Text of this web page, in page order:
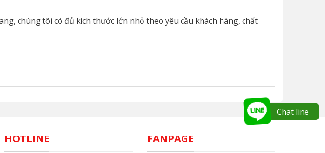
chúng tôi có đủ kích thước lớn nhỏ theo yêu cầu khách hàng, chất
HOTLINE FANPAGE
Chat line